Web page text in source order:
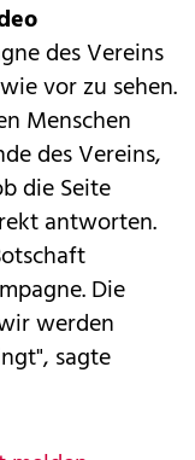
des Vereins
vor zu sehen.
Menschen
des Vereins,
die Seite
antworten.
Die
werden
sagte